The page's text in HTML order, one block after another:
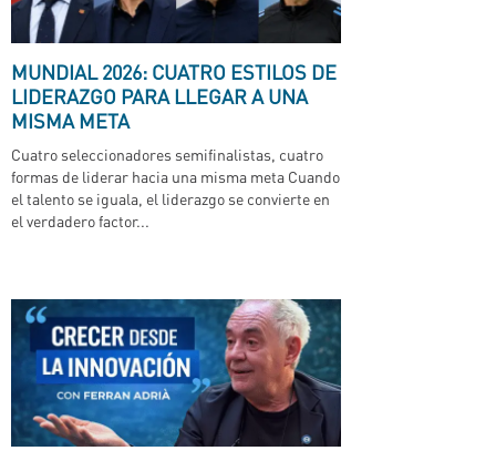
MUNDIAL 2026: CUATRO ESTILOS DE
LIDERAZGO PARA LLEGAR A UNA
MISMA META
Cuatro seleccionadores semifinalistas, cuatro
formas de liderar hacia una misma meta Cuando
el talento se iguala, el liderazgo se convierte en
el verdadero factor...